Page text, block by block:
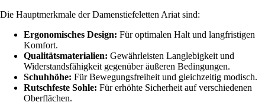
Die Hauptmerkmale der Damenstiefeletten Ariat sind:
Ergonomisches Design: Für optimalen Halt und langfristigen
Komfort.
Qualitätsmaterialien: Gewährleisten Langlebigkeit und
Widerstandsfähigkeit gegenüber äußeren Bedingungen.
Schuhhöhe: Für Bewegungsfreiheit und gleichzeitig modisch.
Rutschfeste Sohle: Für erhöhte Sicherheit auf verschiedenen
Oberflächen.